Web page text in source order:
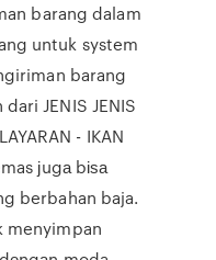
barang dalam
untuk system
barang
JENIS JENIS
- IKAN
јugа bіѕа
berbahan baja.
menyimpan